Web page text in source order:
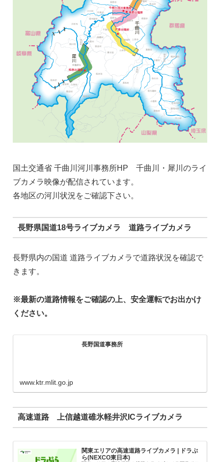
国土交通省 千曲川河川事務所HP 千曲川・犀川のライ
ブカメラ映像が配信されています。
各地区の河川状況をご確認下さい。
長野県国道18号ライブカメラ 道路ライブカメラ
長野県内の国道 道路ライブカメラで道路状況を確認で
きます。
※最新の道路情報をご確認の上、安全運転でお出かけ
ください。
長野国道事務所
www.ktr.mlit.go.jp
高速道路 上信越道碓氷軽井沢ICライブカメラ
関東エリアの高速道路ライブカメラ | ドラぷ
ら(NEXCO東日本)